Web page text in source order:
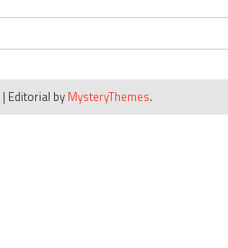
| Editorial by MysteryThemes.